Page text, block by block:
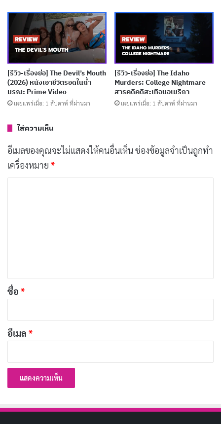
คือการนำเสนอปัญหาในระดับที่ใหญ่กว่าด้วยการเปิดเผย
แผนร้ายจากองค์กรลึกลับที่มีเจตนามืด
บทความที่เกี่ยวข้อง
[รีวิว-เรื่องย่อ] Wild Sing (2026) หนังเกาหลีไอดอล
ตกอับคืนเวที ฝังใจกว่าแค่เพลงเดียวใน Netflix
เผยแพร่เมื่อ: 14 ชั่วโมง ที่ผ่านมา
สนามบินจากญี่ปุ่นบน Netflix
การแสดงของ Ananya Panday ในบทบาทของ Nella เป็น
อีกจุดที่ทำให้หนังนี้มีเสน่ห์ เธอสามารถสื่อถึงความเปราะ
ของ Vihaan Samat ก็สามารถเสริมให้ความสัมพันธ์ระหว่าง
ตัวละครทั้งสองมีความเป็นธรรมชาติและน่าติดตาม การ
ความสับสนและการล้มเหลวของความสัมพันธ์ทำให้ผู้ชมมี
ส่วนร่วมกับความตึงเครียดที่เพิ่มขึ้นเรื่อย ๆ ในหนัง
[รีวิว-เรื่องย่อ] The Devil’s Mouth
(2026) หนังเอาชีวิตรอดในถ้ำ
มรณะ Prime Video
เผยแพร่เมื่อ: 1 สัปดาห์ ที่ผ่านมา
[รีวิว-เรื่องย่อ] The Idaho
Murders: College Nightmare
สารคดีคดีสะเทือนอเมริกา
เผยแพร่เมื่อ: 1 สัปดาห์ ที่ผ่านมา
ใส่ความเห็น
อีเมลของคุณจะไม่แสดงให้คนอื่นเห็นช่องข้อมูลจำเป็นถูกทำ
เครื่องหมาย *
*
ชื่อ *
อีเมล *